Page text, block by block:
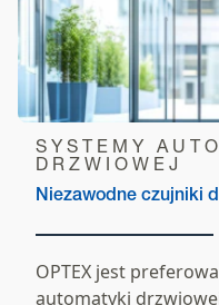
SYSTEMY
DRZWIOWEJ
Niezawodne czujniki
OPTEX jest
automatyki